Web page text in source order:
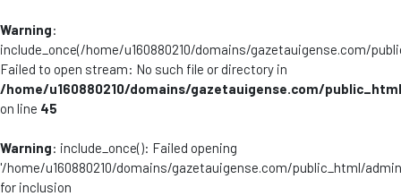
Warning:
include_once(/home/u160880210/domains/gazetauigense.com/
Failed to open stream: No such file or directory in
/home/u160880210/domains/gazetauigense.com/
on line 45
Warning: include_once(): Failed opening
'/home/u160880210/domains/gazetauigense.com/public_html/
for inclusion